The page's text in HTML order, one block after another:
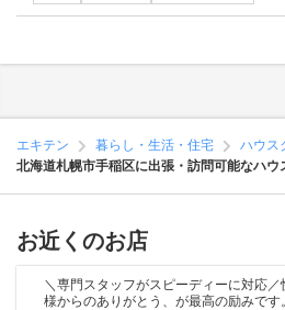
エキテン 暮らし・生活・住宅
ハウス
北海道札幌市手稲区に出張・訪問可能なハウ
お近くのお店
＼専門スタッフがスピーディーに対応
様からのありがとう、が最高の励みです。